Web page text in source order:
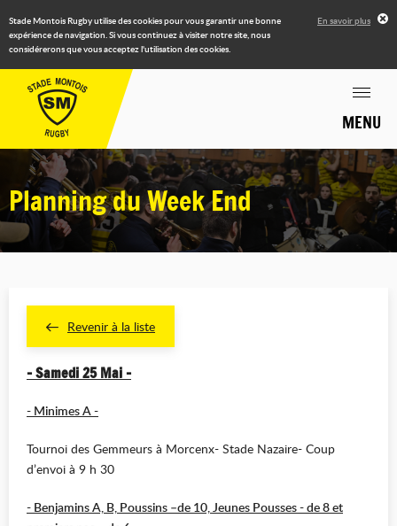
Stade Montois Rugby utilise des cookies pour vous garantir une bonne
expérience de navigation. Si vous continuez à visiter notre site, nous
considérerons que vous acceptez l'utilisation des cookies.
En savoir plus
MENU
Planning du Week End
Revenir à la liste
- Samedi 25 Mai -
- Minimes A -
Tournoi des Gemmeurs à Morcenx- Stade Nazaire- Coup
d’envoi à 9 h 30
- Benjamins A, B, Poussins –de 10, Jeunes Pousses - de 8 et